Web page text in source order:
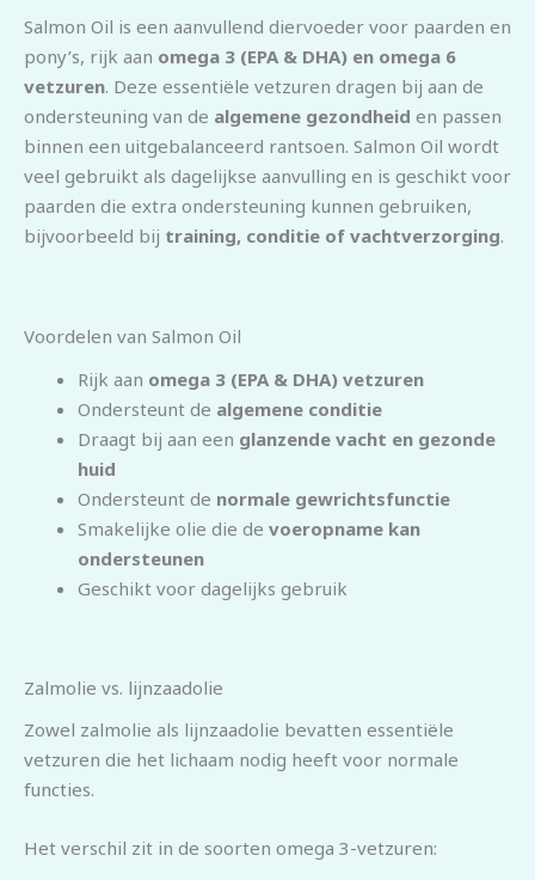
Salmon Oil is een aanvullend diervoeder voor paarden en
pony’s, rijk aan omega 3 (EPA & DHA) en omega 6
vetzuren. Deze essentiële vetzuren dragen bij aan de
ondersteuning van de algemene gezondheid en passen
binnen een uitgebalanceerd rantsoen. Salmon Oil wordt
veel gebruikt als dagelijkse aanvulling en is geschikt voor
paarden die extra ondersteuning kunnen gebruiken,
bijvoorbeeld bij training, conditie of vachtverzorging.
Voordelen van Salmon Oil
Rijk aan omega 3 (EPA & DHA) vetzuren
Ondersteunt de algemene conditie
Draagt bij aan een glanzende vacht en gezonde
huid
Ondersteunt de normale gewrichtsfunctie
Smakelijke olie die de voeropname kan
ondersteunen
Geschikt voor dagelijks gebruik
Zalmolie vs. lijnzaadolie
Zowel zalmolie als lijnzaadolie bevatten essentiële
vetzuren die het lichaam nodig heeft voor normale
functies.
Het verschil zit in de soorten omega 3-vetzuren: